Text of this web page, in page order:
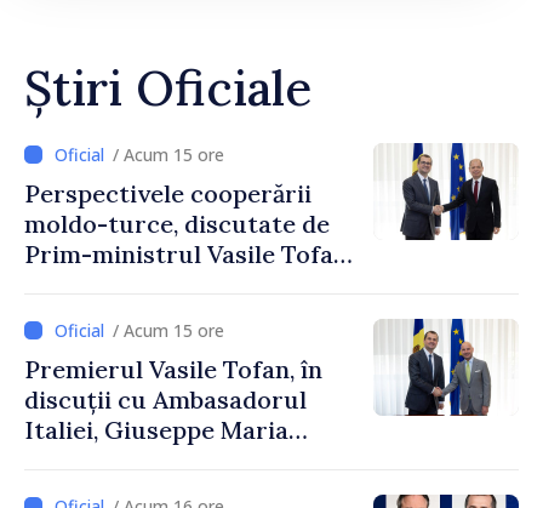
Știri Oficiale
/ Acum 15 ore
Perspectivele cooperării
moldo-turce, discutate de
Prim-ministrul Vasile Tofan
Uygar Mustafa Sertel
/ Acum 15 ore
Premierul Vasile Tofan, în
discuții cu Ambasadorul
Italiei, Giuseppe Maria